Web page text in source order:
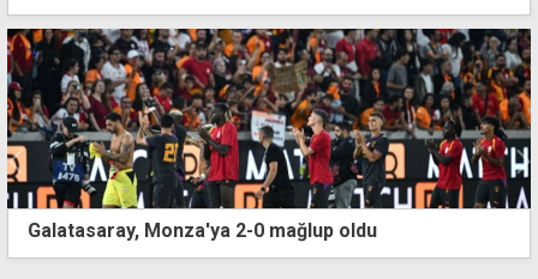
Galatasaray, Monza'ya 2-0 mağlup oldu